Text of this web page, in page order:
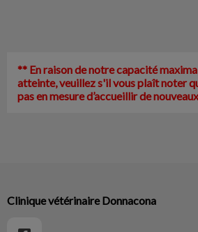
** En raison de notre capacité
atteinte, veuillez s'il vous plaît noter
pas en mesure d’accueillir de
Clinique vétérinaire Donnacona